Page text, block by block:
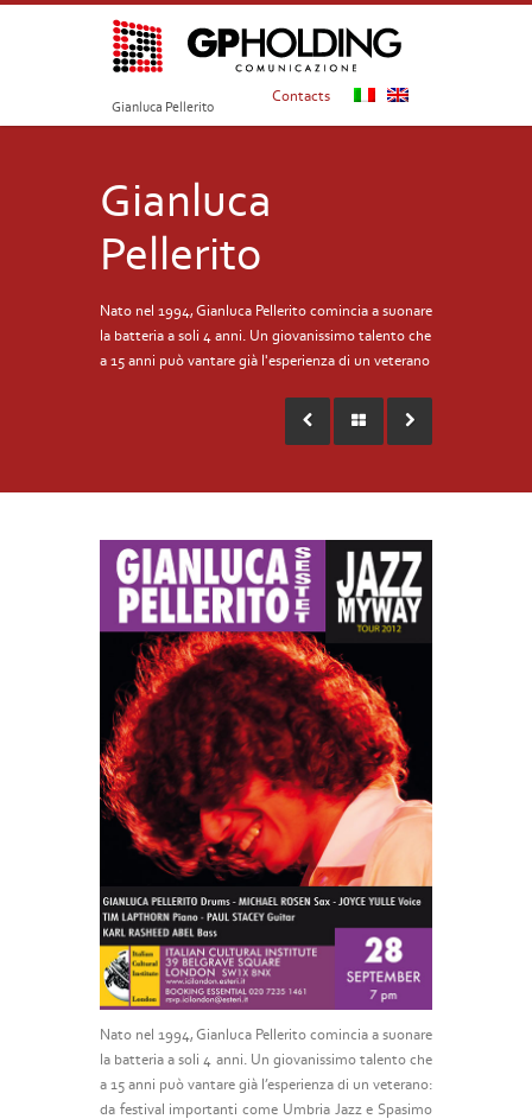
Contacts
Gianluca Pellerito
Gianluca
Pellerito
Nato nel 1994, Gianluca Pellerito comincia a suonare
la batteria a soli 4 anni. Un giovanissimo talento che
a 15 anni può vantare già l'esperienza di un veterano
Nato nel 1994, Gianluca Pellerito comincia a suonare
la batteria a soli 4 anni. Un giovanissimo talento che
a 15 anni può vantare già l’esperienza di un veterano:
da festival importanti come Umbria Jazz e Spasimo